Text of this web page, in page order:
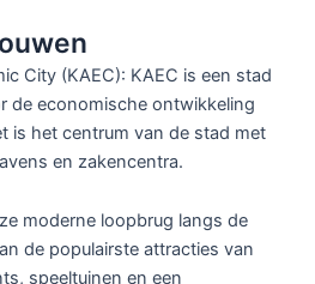
City (KAEC): KAEC is een stad
de economische ontwikkeling
is het centrum van de stad met
en zakencentra.
moderne loopbrug langs de
de populairste attracties van
speeltuinen en een